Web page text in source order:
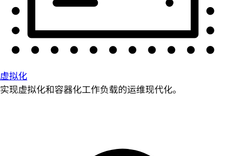
虚拟化
实现虚拟化和容器化工作负载的运维现代化。